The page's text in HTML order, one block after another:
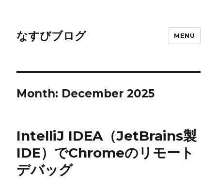
なすびブログ MENU
Month: December 2025
IntelliJ IDEA（JetBrains製
IDE）でChromeのリモート
デバッグ